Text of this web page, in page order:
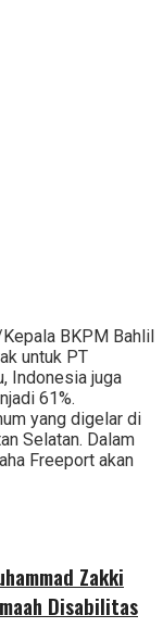
BKPM Bahlil
untuk PT
Indonesia juga
61%.
yang digelar di
Selatan. Dalam
Freeport akan
Zakki
Disabilitas